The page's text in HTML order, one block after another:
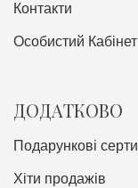
Контакти
Особистий Кабінет
ДОДАТКОВО
Подарункові
Хіти продажів